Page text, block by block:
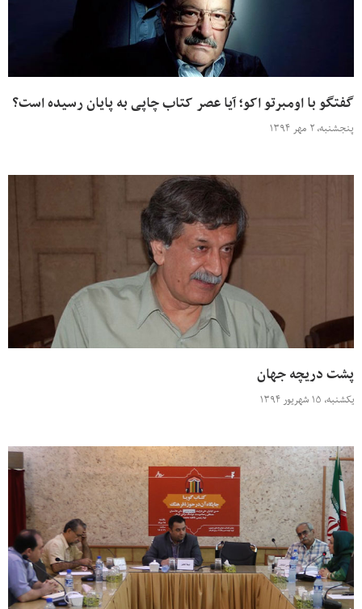
گفتگو با اومبرتو اکو؛ آیا عصر کتاب چاپی به پایان رسیده است؟
پنجشنبه، ۲ مهر ۱۳۹۴
پشت دریچه جهان
یکشنبه، ۱۵ شهریور ۱۳۹۴